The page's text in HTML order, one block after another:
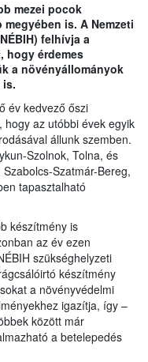
mezei pocok
is. A Nemzeti
felhívja a
hogy érdemes
a növényállományok
is.
év kedvező őszi
az utóbbi évek egyik
állunk szemben.
Szolnok, Tolna, és
Szatmár-Bereg,
tapasztalható
készítmény is
az év ezen
szükséghelyzeti
készítmény
a növényvédelmi
igazítja, így –
között már
a betelepedés